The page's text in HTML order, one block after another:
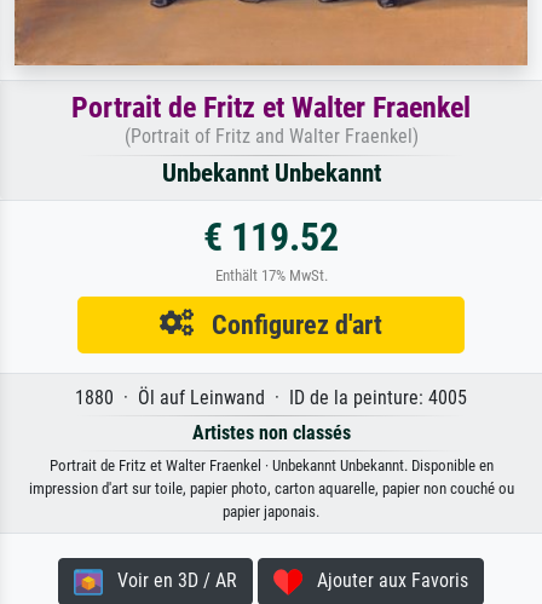
Portrait de Fritz et Walter Fraenkel
(Portrait of Fritz and Walter Fraenkel)
Unbekannt Unbekannt
€ 119.52
Enthält 17% MwSt.
Configurez d'art
1880 · Öl auf Leinwand · ID de la peinture: 4005
Artistes non classés
Portrait de Fritz et Walter Fraenkel · Unbekannt Unbekannt. Disponible en
impression d'art sur toile, papier photo, carton aquarelle, papier non couché ou
papier japonais.
Voir en 3D / AR Ajouter aux Favoris